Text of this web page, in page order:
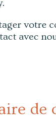
votre
avec
de